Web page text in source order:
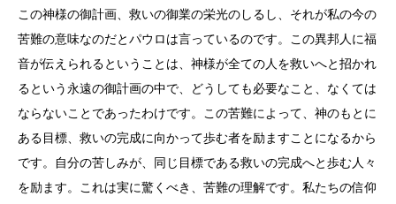
この神様の御計画、救いの御業の栄光のしるし、それが私の今の
苦難の意味なのだとパウロは言っているのです。この異邦人に福
音が伝えられるということは、神様が全ての人を救いへと招かれ
るという永遠の御計画の中で、どうしても必要なこと、なくては
ならないことであったわけです。この苦難によって、神のもとに
ある目標、救いの完成に向かって歩む者を励ますことになるから
です。自分の苦しみが、同じ目標である救いの完成へと歩む人々
を励ます。これは実に驚くべき、苦難の理解です。私たちの信仰